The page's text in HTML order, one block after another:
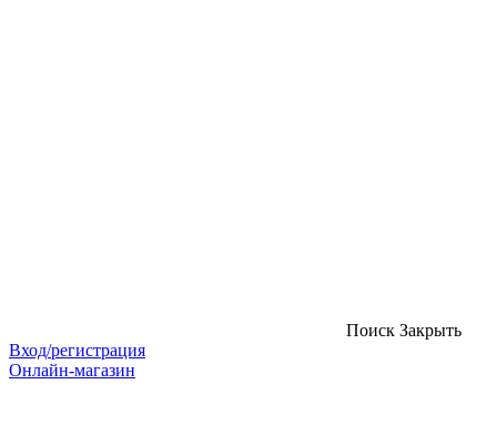
Поиск Закрыть
Вход/регистрация
Онлайн-магазин